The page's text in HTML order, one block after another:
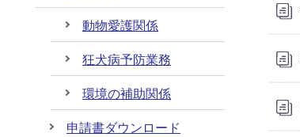
動物愛護関係
狂犬病予防業務
環境の補助関係
申請書ダウンロード